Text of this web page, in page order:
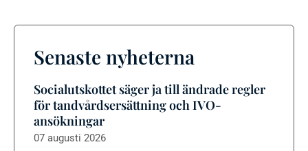
Senaste nyheterna
Socialutskottet säger ja till ändrade regler
för tandvårdsersättning och IVO-
ansökningar
07 augusti 2026